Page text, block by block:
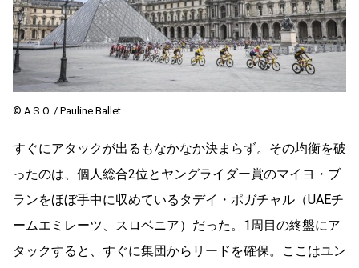
©︎ A.S.O. / Pauline Ballet
すぐにアタックが出るもなかなか決まらず。その均衡を破
ったのは、個人総合2位とヤングライダー賞のマイヨ・ブ
ランをほぼ手中に収めているタデイ・ポガチャル（UAEチ
ームエミレーツ、スロベニア）だった。1周目の終盤にア
タックすると、すぐに集団からリードを確保。ここはユン